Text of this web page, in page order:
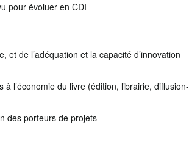
pour évoluer en CDI
et de l’adéquation et la capacité d’innovation
l’économie du livre (édition, librairie, diffusion-
des porteurs de projets